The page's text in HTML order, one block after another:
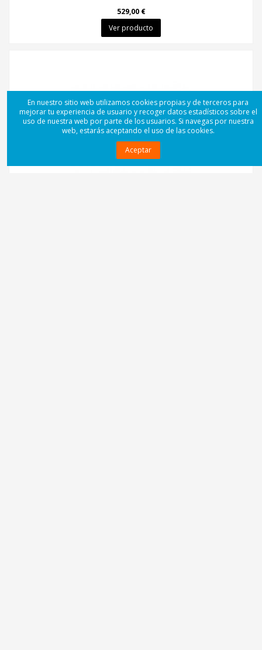
529,00 €
Ver producto
En nuestro sitio web utilizamos cookies propias y de terceros para
mejorar tu experiencia de usuario y recoger datos estadísticos sobre el
uso de nuestra web por parte de los usuarios. Si navegas por nuestra
web, estarás aceptando el uso de las cookies.
Aceptar